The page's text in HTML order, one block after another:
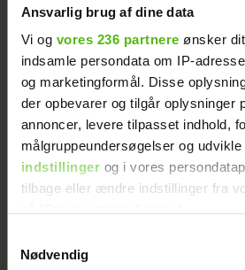
Ansvarlig brug af dine data
Vi og vores 236 partnere ønsker
indsamle persondata om IP-
og marketingformål. Disse
der opbevarer og tilgår oplysninger
annoncer, levere tilpasset indhold,
målgruppeundersøgelser og
indstillingerog i vores
tilbage eller ændre indstillinger fra
Dine valg anvendes på hele websitet.
Nødvendig
din barndom: Hvad
lide ved aktiviteten og
aktiviteten? Det kræver
sin vej til nydelsesfuld
vi ikke er opvokset med
erfaringer med at
fordi vi ikke ved, hvad
nydelsesfuldt, når
længere er ens
Rikke Wölck